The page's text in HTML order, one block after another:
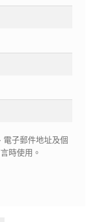
電子郵件地址及個
時使用。